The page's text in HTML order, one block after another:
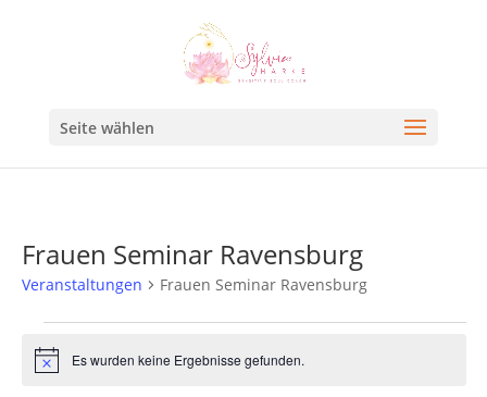
Seite wählen
Frauen Seminar Ravensburg
Veranstaltungen Frauen Seminar Ravensburg
HinweisEs wurden keine Ergebnisse gefunden.